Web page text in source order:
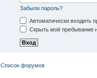
Забыли пароль?
Автоматически входить
Скрыть моё пребывание
Список форумов